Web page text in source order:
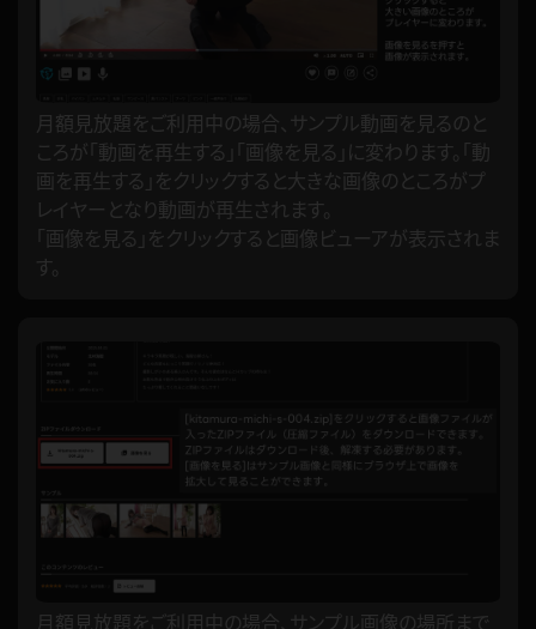
月額見放題をご利用中の場合、サンプル動画を見るのと
ころが「動画を再生する」「画像を見る」に変わります。「動
画を再生する」をクリックすると大きな画像のところがプ
レイヤーとなり動画が再生されます。
「画像を見る」をクリックすると画像ビューアが表示されま
す。
月額見放題をご利用中の場合、サンプル画像の場所まで